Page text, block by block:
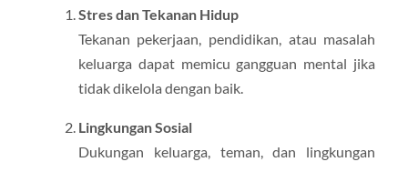
Stres dan Tekanan Hidup
Tekanan pekerjaan, pendidikan, atau masalah
keluarga dapat memicu gangguan mental jika
tidak dikelola dengan baik.
Lingkungan Sosial
Dukungan keluarga, teman, dan lingkungan